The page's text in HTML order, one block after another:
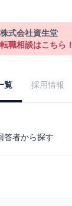
株式会社資生堂
職相談はこちら！
覧 採用情報
答者から探す